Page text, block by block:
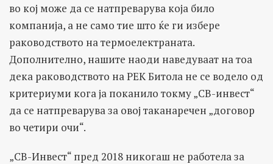
во кој може да се натпреварува која било
компанија, а не само тие што ќе ги избере
раководството на термоелектраната.
Дополнително, нашите наоди наведуваат на тоа
дека раководството на РЕК Битола не се водело од
критериуми кога ја поканило токму „СВ-инвест“
да се натпреварува за овој таканаречен „договор
во четири очи“.
„СВ-Инвест“ пред 2018 никогаш не работела за